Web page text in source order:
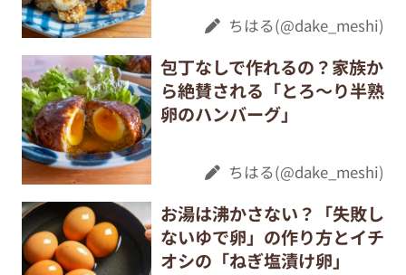
ちはる(@dake_meshi)
包丁なしで作れるの？家族か
ら絶賛される「とろ～り半熟
卵のハンバーグ」
ちはる(@dake_meshi)
お湯は沸かさない？「失敗し
ないゆで卵」の作り方とイチ
オシの「ねぎ塩漬け卵」